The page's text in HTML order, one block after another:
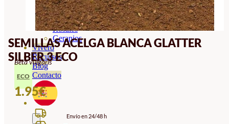
Ornamentales
Hortensias
Rosales
Geranios
Vivero
Recursos
Blog
Contacto
SEMILLAS ACELGA BLANCA GLATTER
SILBER 3 ECO
Beta vulgaris
ECO
1.95€
Envío en 24/48 h